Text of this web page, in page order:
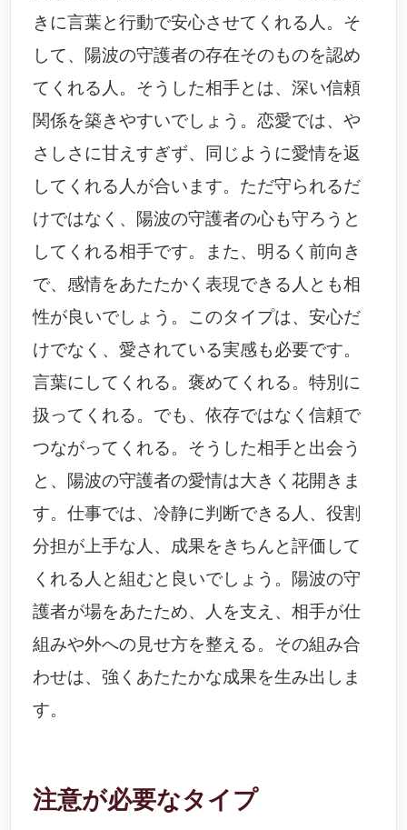
きに言葉と行動で安心させてくれる人。そ
して、陽波の守護者の存在そのものを認め
てくれる人。そうした相手とは、深い信頼
関係を築きやすいでしょう。恋愛では、や
さしさに甘えすぎず、同じように愛情を返
してくれる人が合います。ただ守られるだ
けではなく、陽波の守護者の心も守ろうと
してくれる相手です。また、明るく前向き
で、感情をあたたかく表現できる人とも相
性が良いでしょう。このタイプは、安心だ
けでなく、愛されている実感も必要です。
言葉にしてくれる。褒めてくれる。特別に
扱ってくれる。でも、依存ではなく信頼で
つながってくれる。そうした相手と出会う
と、陽波の守護者の愛情は大きく花開きま
す。仕事では、冷静に判断できる人、役割
分担が上手な人、成果をきちんと評価して
くれる人と組むと良いでしょう。陽波の守
護者が場をあたため、人を支え、相手が仕
組みや外への見せ方を整える。その組み合
わせは、強くあたたかな成果を生み出しま
す。
注意が必要なタイプ